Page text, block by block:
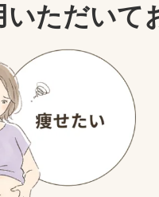
いただいて